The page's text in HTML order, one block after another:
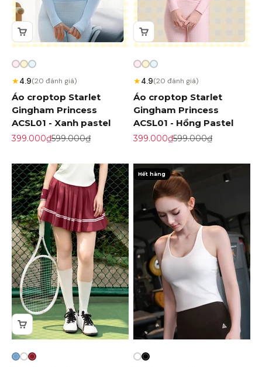
★4.9(20 đánh giá)
Áo croptop Starlet
Gingham Princess
ACSL01 - Xanh pastel
Giá khuyến mãi
399.000₫Giá gốc
599.000₫
★4.9(20 đánh giá)
Áo croptop Starlet
Gingham Princess
ACSL01 - Hồng Pastel
Giá khuyến mãi
399.000₫Giá gốc
599.000₫
Hết hàng